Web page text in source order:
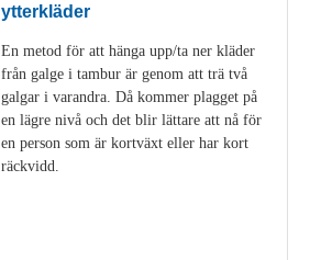
ytterkläder
En metod för att hänga upp/ta ner kläder
från galge i tambur är genom att trä två
galgar i varandra. Då kommer plagget på
en lägre nivå och det blir lättare att nå för
en person som är kortväxt eller har kort
räckvidd.